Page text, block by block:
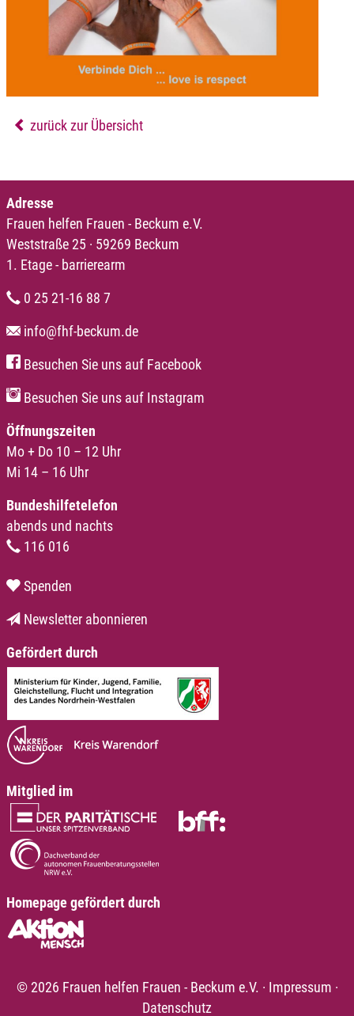
zurück zur Übersicht
Adresse
Frauen helfen Frauen - Beckum e.V.
Weststraße 25 · 59269 Beckum
1. Etage - barrierearm
0 25 21-16 88 7
info@fhf-beckum.de
Besuchen Sie uns auf Facebook
Besuchen Sie uns auf Instagram
Öffnungszeiten
Mo + Do 10 – 12 Uhr
Mi 14 – 16 Uhr
Bundeshilfetelefon
abends und nachts
116 016
Spenden
Newsletter abonnieren
Gefördert durch
Mitglied im
Homepage gefördert durch
© 2026 Frauen helfen Frauen - Beckum e.V. · Impressum ·
Datenschutz